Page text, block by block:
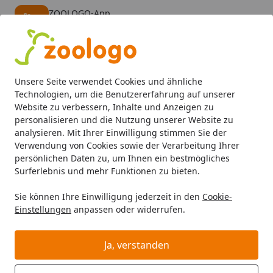
Unsere Seite verwendet Cookies und ähnliche
Technologien, um die Benutzererfahrung auf unserer
Website zu verbessern, Inhalte und Anzeigen zu
personalisieren und die Nutzung unserer Website zu
analysieren. Mit Ihrer Einwilligung stimmen Sie der
Verwendung von Cookies sowie der Verarbeitung Ihrer
persönlichen Daten zu, um Ihnen ein bestmögliches
Surferlebnis und mehr Funktionen zu bieten.
Sie können Ihre Einwilligung jederzeit in den Cookie-
Einstellungen anpassen oder widerrufen.
Ja, verstanden
ZOOLOGO-App
Alle Produkte
Mein Konto
Suchen
Startseite
Katze Katzenfutter Nahrungsergänzung GimCat
GimCat Malt-Soft Paste Extra 100g
Nahrungsergänzung für Katzen